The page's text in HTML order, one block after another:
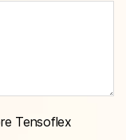
Tensoflex